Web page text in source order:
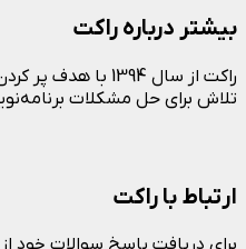
بیشتر درباره راکت
راکت از سال
تلاش برای حل مشکلات
ارتباط با راکت